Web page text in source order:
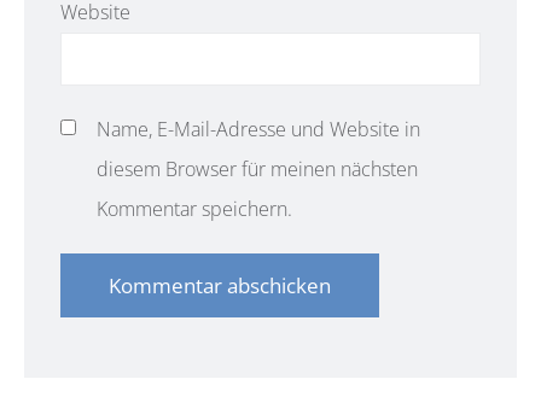
Website
Name, E-Mail-Adresse und Website in
diesem Browser für meinen nächsten
Kommentar speichern.